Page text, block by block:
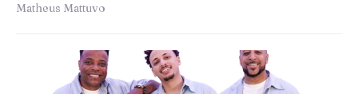
Matheus Mattuvo